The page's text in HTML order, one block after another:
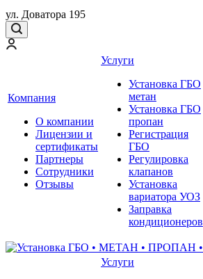
ул. Доватора 195
Компания
О компании
Лицензии и
сертификаты
Партнеры
Сотрудники
Отзывы
Услуги
Установка ГБО
метан
Установка ГБО
пропан
Регистрация
ГБО
Регулировка
клапанов
Установка
вариатора УОЗ
Заправка
кондиционеров
Услуги